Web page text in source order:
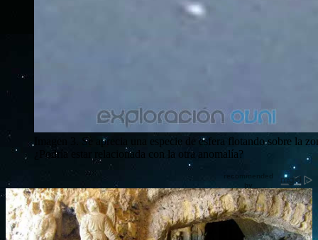
Imagen 3. Se aprecia una especie de esfera flotando sobre la
¿Podría estar relacionada con la otra anomalía?